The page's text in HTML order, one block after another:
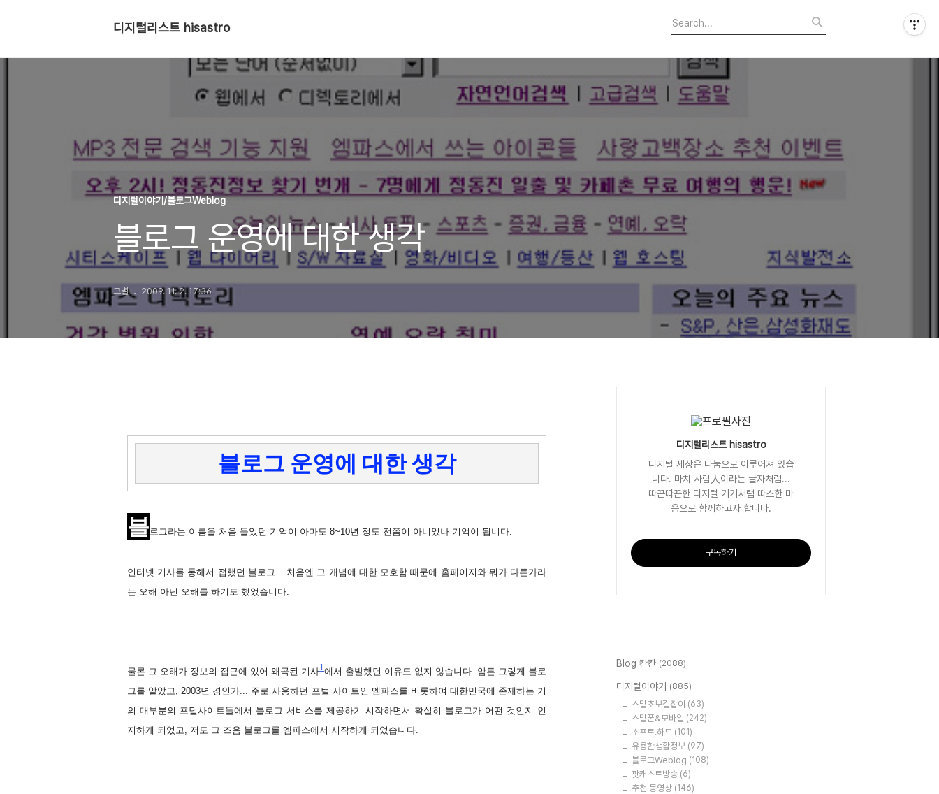
디지털리스트 hisastro
디지털이야기/블로그Weblog
블로그 운영에 대한 생각
그별 2009. 11. 2. 17:36
블로그 운영에 대한 생각
블로그라는 이름을 처음 들었던 기억이 아마도 8~10년 정도 전쯤이 아니었나 기억이 됩니다.
인터넷 기사를 통해서 접했던 블로그... 처음엔 그 개념에 대한 모호함 때문에 홈페이지와 뭐가 다른가라
는 오해 아닌 오해를 하기도 했었습니다.
물론 그 오해가 정보의 접근에 있어 왜곡된 기사1에서 출발했던 이유도 없지 않습니다. 암튼 그렇게 블로
그를 알았고, 2003년 경인가... 주로 사용하던 포털 사이트인 엠파스를 비롯하여 대한민국에 존재하는 거
의 대부분의 포털사이트들에서 블로그 서비스를 제공하기 시작하면서 확실히 블로그가 어떤 것인지 인
지하게 되었고, 저도 그 즈음 블로그를 엠파스에서 시작하게 되었습니다.
디지털리스트 hisastro
디지털 세상은 나눔으로 이루어져 있습
니다. 마치 사람人이라는 글자처럼...
따끈따끈한 디지털 기기처럼 따스한 마
음으로 함께하고자 합니다.
구독하기
Blog 칸칸 (2088)
디지털이야기 (885)
스맡초보길잡이 (63)
스맡폰&모바일 (242)
소프트.하드 (101)
유용한생활정보 (97)
블로그Weblog (108)
팟캐스트방송 (6)
추천 동영상 (146)